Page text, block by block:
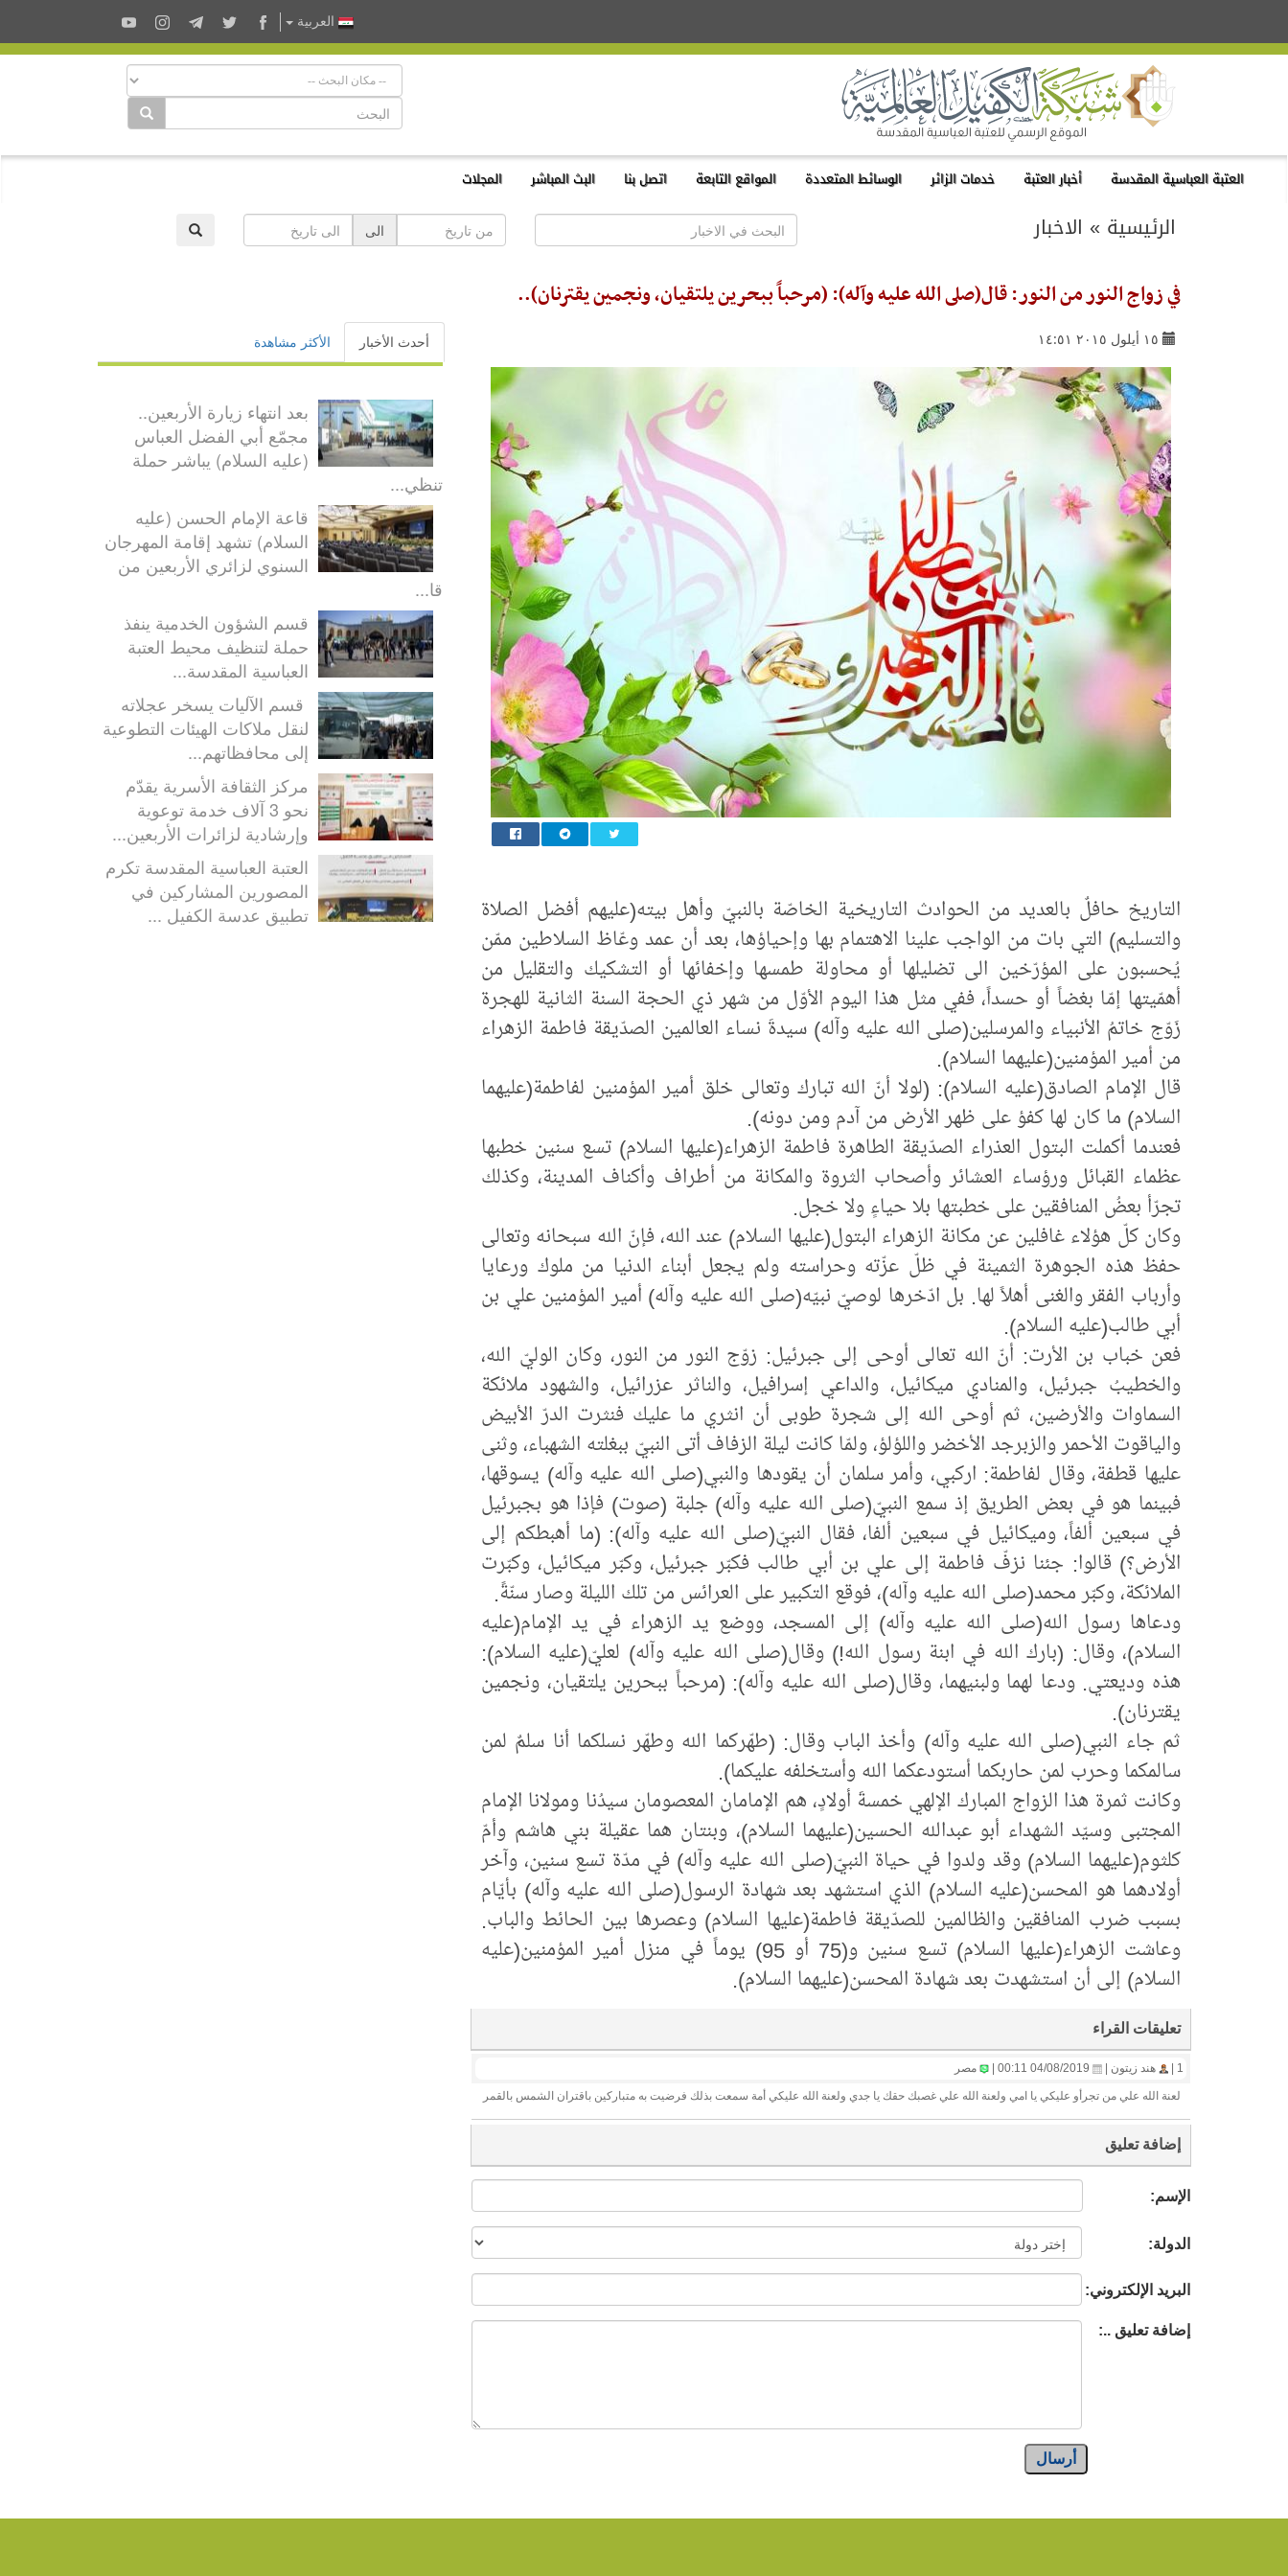
العربية
العتبة العباسية المقدسة أخبار العتبة خدمات الزائر الوسائط المتعددة المواقع التابعة اتصل بنا البث المباشر المجلات
الرئيسية » الاخبار الى
في زواج النور من النور: قال(صلى الله عليه وآله): (مرحباً ببحرين يلتقيان، ونجمين يقترنان)..
١٥ أيلول ٢٠١٥ ١٤:٥١
التاريخ حافلٌ بالعديد من الحوادث التاريخية الخاصّة بالنبيّ وأهل بيته(عليهم أفضل الصلاة
والتسليم) التي بات من الواجب علينا الاهتمام بها وإحياؤها، بعد أن عمد وعّاظ السلاطين ممّن
يُحسبون على المؤرّخين الى تضليلها أو محاولة طمسها وإخفائها أو التشكيك والتقليل من
أهمّيتها إمّا بغضاً أو حسداً، ففي مثل هذا اليوم الأوّل من شهر ذي الحجة السنة الثانية للهجرة
زَوّج خاتمُ الأنبياء والمرسلين(صلى الله عليه وآله) سيدةَ نساء العالمين الصدّيقة فاطمة الزهراء
من أمير المؤمنين(عليهما السلام).
قال الإمام الصادق(عليه السلام): (لولا أنّ الله تبارك وتعالى خلق أمير المؤمنين لفاطمة(عليهما
السلام) ما كان لها كفؤ على ظهر الأرض من آدم ومن دونه).
فعندما أكملت البتول العذراء الصدّيقة الطاهرة فاطمة الزهراء(عليها السلام) تسع سنين خطبها
عظماء القبائل ورؤساء العشائر وأصحاب الثروة والمكانة من أطراف وأكناف المدينة، وكذلك
تجرّأ بعضُ المنافقين على خطبتها بلا حياءٍ ولا خجل.
وكان كلّ هؤلاء غافلين عن مكانة الزهراء البتول(عليها السلام) عند الله، فإنّ الله سبحانه وتعالى
حفظ هذه الجوهرة الثمينة في ظلّ عزّته وحراسته ولم يجعل أبناء الدنيا من ملوك ورعايا
وأرباب الفقر والغنى أهلاً لها. بل ادّخرها لوصيّ نبيّه(صلى الله عليه وآله) أمير المؤمنين علي بن
أبي طالب(عليه السلام).
فعن خباب بن الأرت: أنّ الله تعالى أوحى إلى جبرئيل: زوّج النور من النور، وكان الوليّ الله،
والخطيبُ جبرئيل، والمنادي ميكائيل، والداعي إسرافيل، والناثر عزرائيل، والشهود ملائكة
السماوات والأرضين، ثم أوحى الله إلى شجرة طوبى أن انثري ما عليك فنثرت الدرّ الأبيض
والياقوت الأحمر والزبرجد الأخضر واللؤلؤ، ولمّا كانت ليلة الزفاف أتى النبيّ ببغلته الشهباء، وثنى
عليها قطفة، وقال لفاطمة: اركبي، وأمر سلمان أن يقودها والنبي(صلى الله عليه وآله) يسوقها،
فبينما هو في بعض الطريق إذ سمع النبيّ(صلى الله عليه وآله) جلبة (صوت) فإذا هو بجبرئيل
في سبعين ألفاً، وميكائيل في سبعين ألفا، فقال النبيّ(صلى الله عليه وآله): (ما أهبطكم إلى
الأرض؟) قالوا: جئنا نزفّ فاطمة إلى علي بن أبي طالب فكبّر جبرئيل، وكبّر ميكائيل، وكبّرت
الملائكة، وكبّر محمد(صلى الله عليه وآله)، فوقع التكبير على العرائس من تلك الليلة وصار سنّةً.
ودعاها رسول الله(صلى الله عليه وآله) إلى المسجد، ووضع يد الزهراء في يد الإمام(عليه
السلام)، وقال: (بارك الله في ابنة رسول الله!) وقال(صلى الله عليه وآله) لعليّ(عليه السلام):
هذه وديعتي. ودعا لهما ولبنيهما، وقال(صلى الله عليه وآله): (مرحباً ببحرين يلتقيان، ونجمين
يقترنان).
ثم جاء النبي(صلى الله عليه وآله) وأخذ الباب وقال: (طهّركما الله وطهّر نسلكما أنا سلمٌ لمن
سالمكما وحرب لمن حاربكما أستودعكما الله وأستخلفه عليكما).
وكانت ثمرة هذا الزواج المبارك الإلهي خمسةَ أولادٍ، هم الإمامان المعصومان سيدُنا ومولانا الإمام
المجتبى وسيّد الشهداء أبو عبدالله الحسين(عليهما السلام)، وبنتان هما عقيلة بني هاشم وأمّ
كلثوم(عليهما السلام) وقد ولدوا في حياة النبيّ(صلى الله عليه وآله) في مدّة تسع سنين، وآخر
أولادهما هو المحسن(عليه السلام) الذي استشهد بعد شهادة الرسول(صلى الله عليه وآله) بأيّام
بسبب ضرب المنافقين والظالمين للصدّيقة فاطمة(عليها السلام) وعصرها بين الحائط والباب.
وعاشت الزهراء(عليها السلام) تسع سنين و(75 أو 95) يوماً في منزل أمير المؤمنين(عليه
السلام) إلى أن استشهدت بعد شهادة المحسن(عليهما السلام).
تعليقات القراء
1 | هند زيتون | مصر
لعنة الله علي من تجرأو عليكي يا امي ولعنة الله علي غصبك حقك يا جدي ولعنة الله عليكي أمة سمعت بذلك فرضيت به متباركين باقتران الشمس بالقمر
إضافة تعليق
الإسم:
الدولة:
البريد الإلكتروني:
إضافة تعليق ..:
أرسال
أحدث الأخبار الأكثر مشاهدة
بعد انتهاء زيارة الأربعين..
مجمّع أبي الفضل العباس
(عليه السلام) يباشر حملة
تنظي...
قاعة الإمام الحسن (عليه
السلام) تشهد إقامة المهرجان
السنوي لزائري الأربعين من
قا...
قسم الشؤون الخدمية ينفذ
حملة لتنظيف محيط العتبة
العباسية المقدسة...
قسم الآليات يسخر عجلاته
لنقل ملاكات الهيئات التطوعية
إلى محافظاتهم...
مركز الثقافة الأسرية يقدّم
نحو 3 آلاف خدمة توعوية
وإرشادية لزائرات الأربعين...
العتبة العباسية المقدسة تكرم
المصورين المشاركين في
تطبيق عدسة الكفيل ...